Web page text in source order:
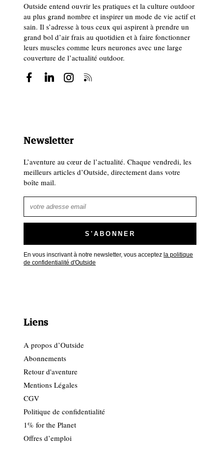
Outside entend ouvrir les pratiques et la culture outdoor
au plus grand nombre et inspirer un mode de vie actif et
sain. Il s’adresse à tous ceux qui aspirent à prendre un
grand bol d’air frais au quotidien et à faire fonctionner
leurs muscles comme leurs neurones avec une large
couverture de l’actualité outdoor.
Newsletter
L’aventure au cœur de l’actualité. Chaque vendredi, les
meilleurs articles d’Outside, directement dans votre
boîte mail.
En vous inscrivant à notre newsletter, vous acceptez la politique
de confidentialité d'Outside
Liens
A propos d’Outside
Abonnements
Retour d'aventure
Mentions Légales
CGV
Politique de confidentialité
1% for the Planet
Offres d’emploi